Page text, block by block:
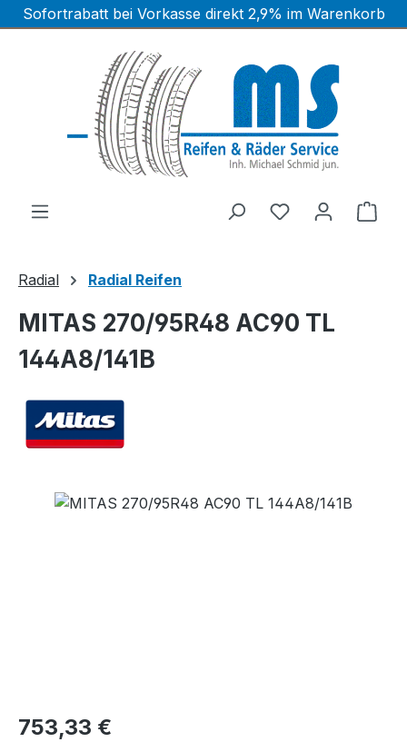
Zum Hauptinhalt springen
Sofortrabatt bei Vorkasse direkt 2,9% im Warenkorb
Radial Radial Reifen
MITAS 270/95R48 AC90 TL
144A8/141B
Bildergalerie überspringen
Regulärer Preis:
753,33 €